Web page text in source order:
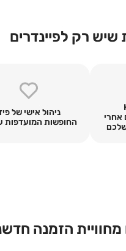
שיש רק לפיינדרים
אחרי
ניהול אישי של
החופשות המועדפות
הזמנה